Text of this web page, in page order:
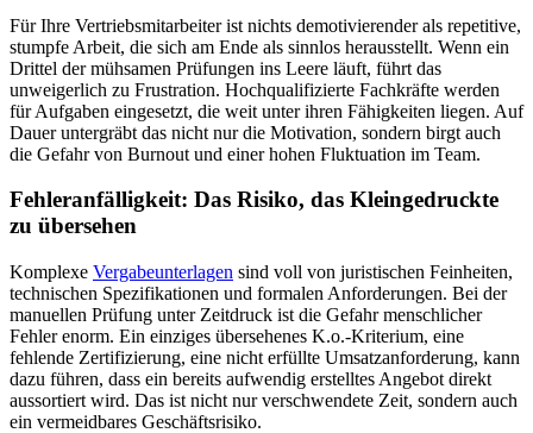
Für Ihre Vertriebsmitarbeiter ist nichts demotivierender als repetitive,
stumpfe Arbeit, die sich am Ende als sinnlos herausstellt. Wenn ein
Drittel der mühsamen Prüfungen ins Leere läuft, führt das
unweigerlich zu Frustration. Hochqualifizierte Fachkräfte werden
für Aufgaben eingesetzt, die weit unter ihren Fähigkeiten liegen. Auf
Dauer untergräbt das nicht nur die Motivation, sondern birgt auch
die Gefahr von Burnout und einer hohen Fluktuation im Team.
Fehleranfälligkeit: Das Risiko, das Kleingedruckte
zu übersehen
Komplexe Vergabeunterlagen sind voll von juristischen Feinheiten,
technischen Spezifikationen und formalen Anforderungen. Bei der
manuellen Prüfung unter Zeitdruck ist die Gefahr menschlicher
Fehler enorm. Ein einziges übersehenes K.o.-Kriterium, eine
fehlende Zertifizierung, eine nicht erfüllte Umsatzanforderung, kann
dazu führen, dass ein bereits aufwendig erstelltes Angebot direkt
aussortiert wird. Das ist nicht nur verschwendete Zeit, sondern auch
ein vermeidbares Geschäftsrisiko.